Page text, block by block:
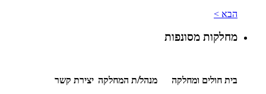
הבא >
מחלקות מסונפות
בית חולים ומחלקה מנהל/ת המחלקה יצירת קשר